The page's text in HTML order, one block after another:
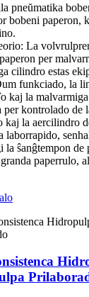
pneŭmatika
bobeni paperon,
La
per
cilindro estas
funkciado, la
kaj la
per kontrolado de
kaj la aercilindro
laborrapido,
la ŝanĝtempon de
paperrulo,